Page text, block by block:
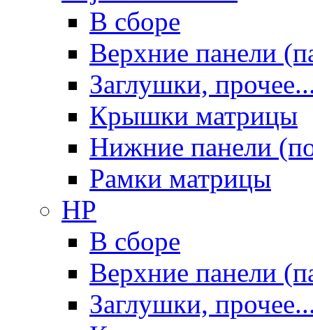
В сборе
Верхние панели
Заглушки,
Крышки матрицы
Нижние панели
Рамки матрицы
HP
В сборе
Верхние панели
Заглушки,